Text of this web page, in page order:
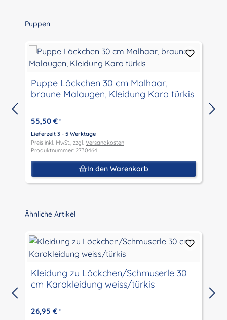
Produktgalerie überspringen
Puppen
Puppe Löckchen 30 cm Malhaar,
braune Malaugen, Kleidung Karo türkis
55,50 € *
Lieferzeit 3 - 5 Werktage
Preis inkl. MwSt., zzgl. Versandkosten
Produktnummer: 2730464
In den Warenkorb
Produktgalerie überspringen
Ähnliche Artikel
Kleidung zu Löckchen/Schmuserle 30
cm Karokleidung weiss/türkis
26,95 € *